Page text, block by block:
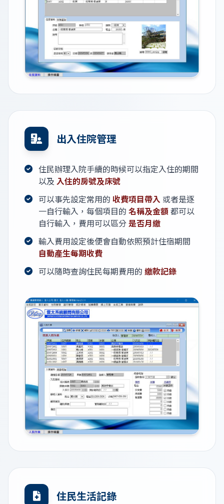
出入住院管理
住民辦理入院手續的時候可以指定入住的期間
以及 入住的房號及床號
可以事先設定常用的 收費項目帶入 或者是逐
一自行輸入，每個項目的 名稱及金額都可以
自行輸入，費用可以區分是否月繳
輸入費用設定後便會自動依照預計住宿期間
自動產生每期收費
可以隨時查詢住民每期費用的 繳款記錄
住民生活記錄